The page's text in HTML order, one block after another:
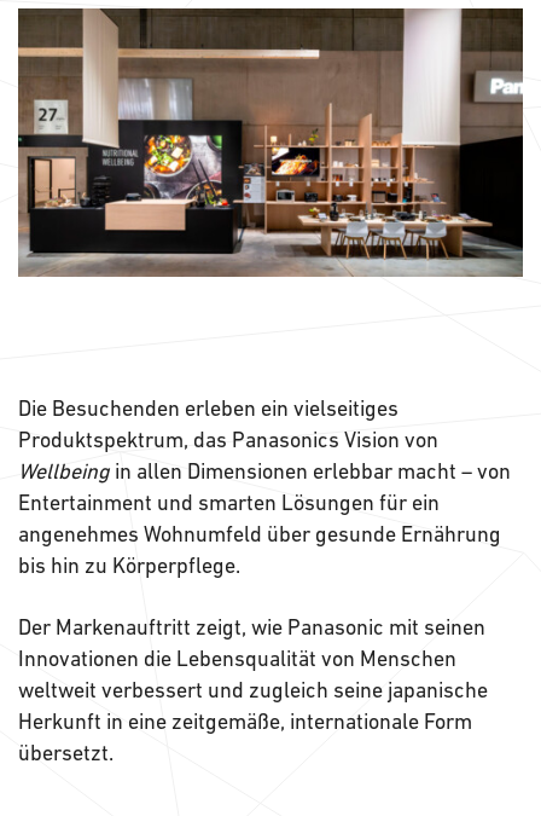
Die Besuchenden erleben ein vielseitiges
Produktspektrum, das Panasonics Vision von
Wellbeing in allen Dimensionen erlebbar macht – von
Entertainment und smarten Lösungen für ein
angenehmes Wohnumfeld über gesunde Ernährung
bis hin zu Körperpflege.
Der Markenauftritt zeigt, wie Panasonic mit seinen
Innovationen die Lebensqualität von Menschen
weltweit verbessert und zugleich seine japanische
Herkunft in eine zeitgemäße, internationale Form
übersetzt.